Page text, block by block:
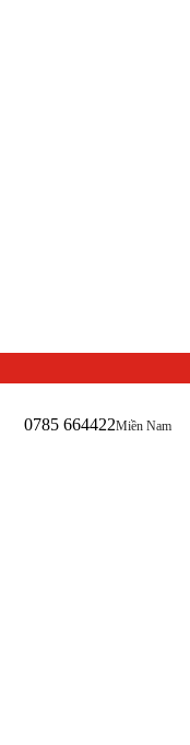
0785 664422Miền Nam